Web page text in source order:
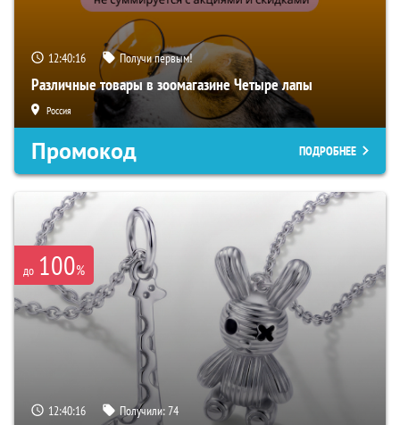
12:40:16 Получи первым!
Различные товары в зоомагазине Четыре лапы
Россия
Промокод ПОДРОБНЕЕ
до 100%
12:40:16 Получили:74